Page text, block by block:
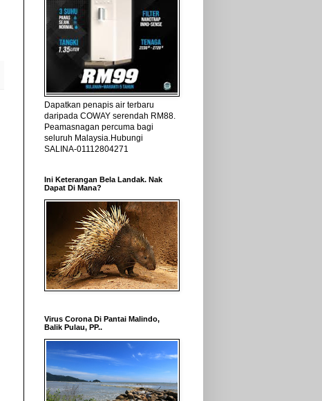
Dapatkan penapis air terbaru
daripada COWAY serendah RM88.
Peamasnagan percuma bagi
seluruh Malaysia.Hubungi
SALINA-01112804271
Ini Keterangan Bela Landak. Nak
Dapat Di Mana?
Virus Corona Di Pantai Malindo,
Balik Pulau, PP..